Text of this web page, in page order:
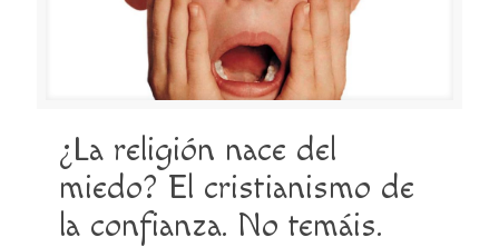
¿La religión nace del
miedo? El cristianismo de
la confianza. No temáis.